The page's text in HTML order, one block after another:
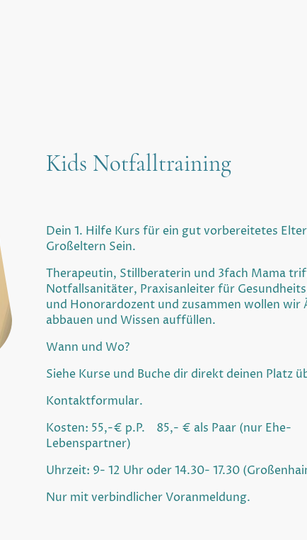
Kids Notfalltraining
Dein 1. Hilfe Kurs für ein gut vorbereitetes
Großeltern Sein.
Therapeutin, Stillberaterin und 3fach Mama
Notfallsanitäter, Praxisanleiter für
und Honorardozent und zusammen wollen wir
abbauen und Wissen auffüllen.
Wann und Wo?
Siehe Kurse und Buche dir direkt deinen Platz
Kontaktformular.
Kosten: 55,-€ p.P. 85,- € als Paar (nur Ehe-
Lebenspartner)
Uhrzeit: 9- 12 Uhr oder 14.30- 17.30
Nur mit verbindlicher Voranmeldung.